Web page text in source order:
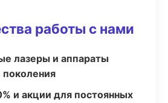
работы с нами
лазеры и аппараты
поколения
и акции для постоянных